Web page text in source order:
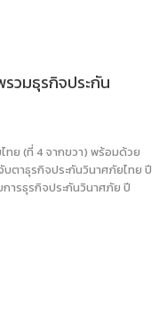
วมธุรกิจประกัน
ทย (ที่ 4 จากขวา) พร้อมด้วย
ตาธุรกิจประกันวินาศภัยไทย ปี
ารธุรกิจประกันวินาศภัย ปี